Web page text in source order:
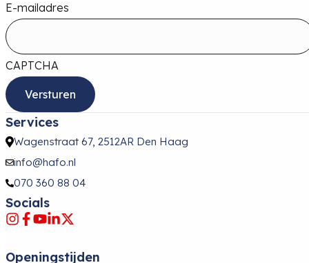
E-mailadres
CAPTCHA
Services
Wagenstraat 67, 2512AR Den Haag
info@hafo.nl
070 360 88 04
Socials
Openingstijden